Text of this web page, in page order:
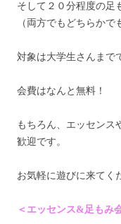
そして２０分程度の足
（両方でもどちらかで
対象は大学生さんまで
会費はなんと無料！
もちろん、エッセンス
歓迎です。
お気軽に遊びに来てく
＜エッセンス&足もみ